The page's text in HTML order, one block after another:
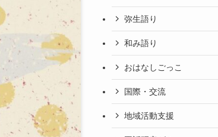
弥生語り
和み語り
おはなしごっこ
国際・交流
地域活動支援